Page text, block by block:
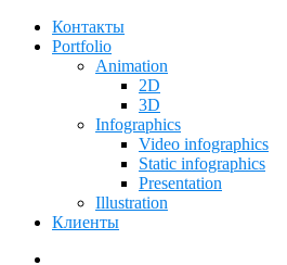
Контакты
Portfolio
Animation
2D
3D
Infographics
Video infographics
Static infographics
Presentation
Illustration
Клиенты